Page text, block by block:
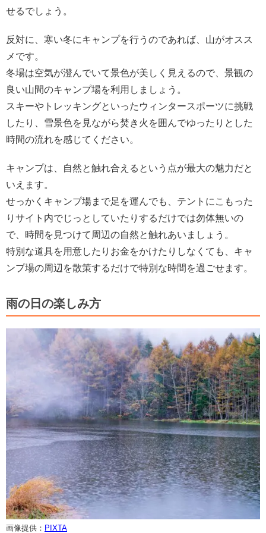
せるでしょう。
反対に、寒い冬にキャンプを行うのであれば、山がオスス
メです。
冬場は空気が澄んでいて景色が美しく見えるので、景観の
良い山間のキャンプ場を利用しましょう。
スキーやトレッキングといったウィンタースポーツに挑戦
したり、雪景色を見ながら焚き火を囲んでゆったりとした
時間の流れを感じてください。
キャンプは、自然と触れ合えるという点が最大の魅力だと
いえます。
せっかくキャンプ場まで足を運んでも、テントにこもった
りサイト内でじっとしていたりするだけでは勿体無いの
で、時間を見つけて周辺の自然と触れあいましょう。
特別な道具を用意したりお金をかけたりしなくても、キャ
ンプ場の周辺を散策するだけで特別な時間を過ごせます。
雨の日の楽しみ方
画像提供： PIXTA